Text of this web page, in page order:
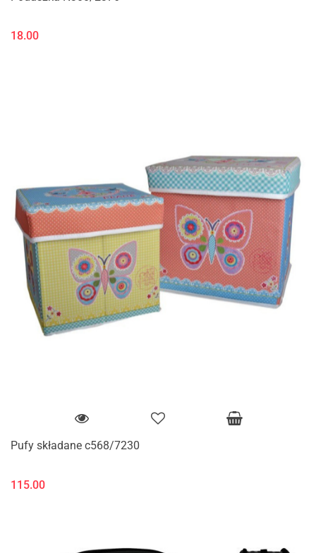
18.00
Pufy składane c568/7230
115.00